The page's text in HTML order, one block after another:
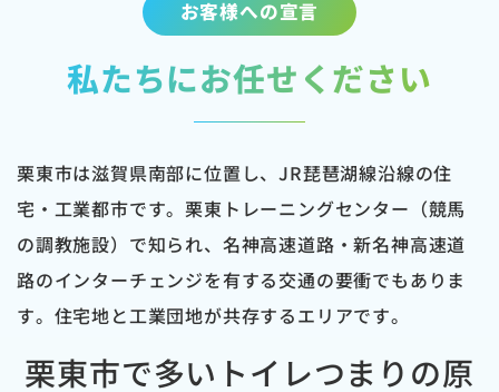
お客様への宣言
私たちにお任せください
栗東市は滋賀県南部に位置し、JR琵琶湖線沿線の住
宅・工業都市です。栗東トレーニングセンター（競馬
の調教施設）で知られ、名神高速道路・新名神高速道
路のインターチェンジを有する交通の要衝でもありま
す。住宅地と工業団地が共存するエリアです。
栗東市で多いトイレつまりの原